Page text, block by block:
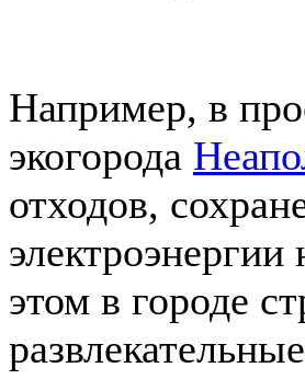
Например, в
экогорода
отходов,
этом в городе